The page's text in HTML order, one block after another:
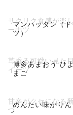
マンハッタン（
ツ）
サクサク食感が楽
ーナツ
博多あまおう ひ
まご
苺香る可愛い見た
イーツ
めんたい味かり
甘辛がクセになる
つ